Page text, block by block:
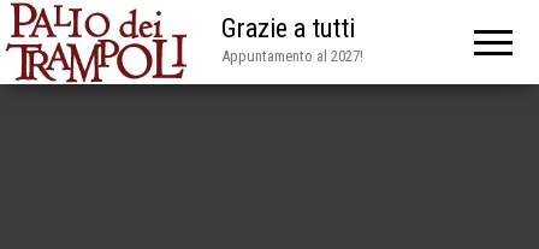
Grazie a tutti
Appuntamento al 2027!